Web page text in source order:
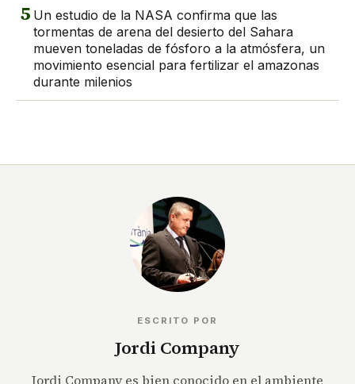
5 Un estudio de la NASA confirma que las
tormentas de arena del desierto del Sahara
mueven toneladas de fósforo a la atmósfera, un
movimiento esencial para fertilizar el amazonas
durante milenios
ESCRITO POR
Jordi Company
Jordi Company es bien conocido en el ambiente